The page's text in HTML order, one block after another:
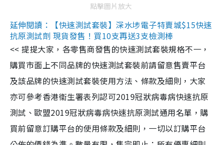
點擊圖片放大
延伸閱讀：【快速測試套裝】深水埗電子特賣城$15快速
抗原測試劑 現貨發售！買10支再送3支檢測棒
<< 提提大家，各零售商發售的快速測試套裝規格不一，
購買市面上不同品牌的快速測試套裝前請留意售賣平台
及該品牌的快速測試套裝使用方法、條款及細則，大家
亦可參考香港衞生署表列認可2019冠狀病毒病快速抗原
測試、歐盟2019冠狀病毒病快速抗原測試通用名單，購
買前留意訂購平台的使用條款及細則，一切以訂購平台